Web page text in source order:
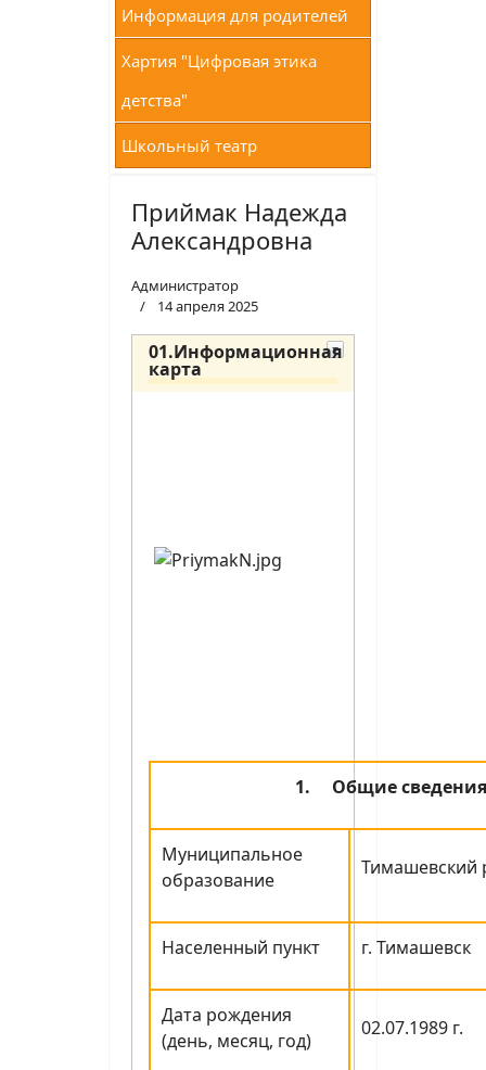
Информация для родителей
Хартия "Цифровая этика
детства"
Школьный театр
Приймак Надежда
Александровна
Администратор
14 апреля 2025
01.Информационная
карта
1. Общие сведения
Муниципальное
образование
Тимашевский
Населенный пункт г. Тимашевск
Дата рождения
(день, месяц, год)
02.07.1989 г.